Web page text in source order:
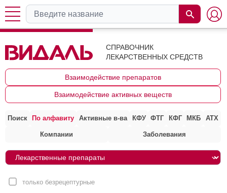
СПРАВОЧНИК
ЛЕКАРСТВЕННЫХ СРЕДСТВ
Взаимодействие препаратов
Взаимодействие активных веществ
Поиск По алфавиту Активные в-ва КФУ ФТГ КФГ МКБ АТХ
Компании Заболевания
только безрецептурные